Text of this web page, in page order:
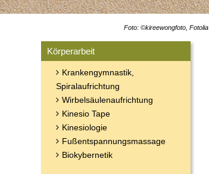
Foto: ©kireewongfoto, Fotolia
Körperarbeit
Krankengymnastik,
Spiralaufrichtung
Wirbelsäulenaufrichtung
Kinesio Tape
Kinesiologie
Fußentspannungsmassage
Biokybernetik